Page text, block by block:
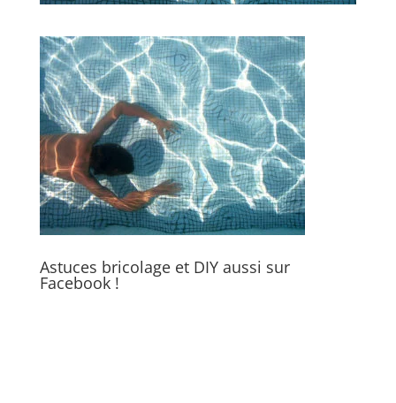
Astuces bricolage et DIY aussi sur
Facebook !